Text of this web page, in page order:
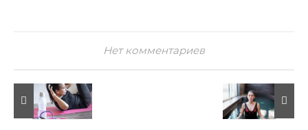
Нет комментариев